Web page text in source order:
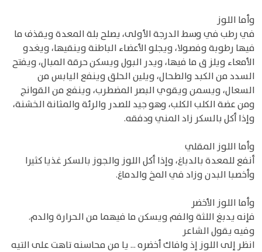
وأما اللوز
في رطب في وسط الدرجة الأولى، يصلح بلة المعدة ويقذف ما
فيها رطوبة وفصولا، ويجلو الأعضاء الباطنة وينقيها، ويغدو
الأمعاء ويلز ق ما فيها، ويدر البول ويسكن حرقة المبال، ويفتح
السدد من الكبد والطحال، ويلين الحلق وينفع اليابس من
السعال، ويسمن ويقوي البصر المضطرب، وينفع من القوانج
ومن عضة الكلب الكلب، وهو جيد للصدر والرئة والمثانة الخشنة،
وإذا أكل بالسكر زاد المني ودفقه.
وأما اللوز المقلي
أنفع للمعدة بالدباغ، وإذا أكل اللوز والجوز بالسكر غذيا كثيرا
وأخصبا البدن وزاد في المخ والدماغ.
وأما اللوز الأخضر
فإنه يدبغ اللثة والفم ويسكن ما فيهما من الحرارة والدم.
وفيه يقول الشاعر
انظر إلى اللوز إذ وافاك أخضره ... يا من محاسنه تاهت على التيه